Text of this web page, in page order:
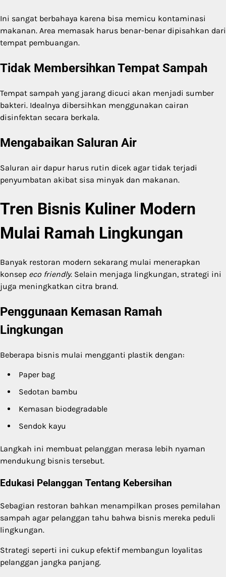
Ini sangat berbahaya karena bisa memicu kontaminasi
makanan. Area memasak harus benar-benar dipisahkan dari
tempat pembuangan.
Tidak Membersihkan Tempat Sampah
Tempat sampah yang jarang dicuci akan menjadi sumber
bakteri. Idealnya dibersihkan menggunakan cairan
disinfektan secara berkala.
Mengabaikan Saluran Air
Saluran air dapur harus rutin dicek agar tidak terjadi
penyumbatan akibat sisa minyak dan makanan.
Tren Bisnis Kuliner Modern
Mulai Ramah Lingkungan
Banyak restoran modern sekarang mulai menerapkan
konsep eco friendly. Selain menjaga lingkungan, strategi ini
juga meningkatkan citra brand.
Penggunaan Kemasan Ramah
Lingkungan
Beberapa bisnis mulai mengganti plastik dengan:
Paper bag
Sedotan bambu
Kemasan biodegradable
Sendok kayu
Langkah ini membuat pelanggan merasa lebih nyaman
mendukung bisnis tersebut.
Edukasi Pelanggan Tentang Kebersihan
Sebagian restoran bahkan menampilkan proses pemilahan
sampah agar pelanggan tahu bahwa bisnis mereka peduli
lingkungan.
Strategi seperti ini cukup efektif membangun loyalitas
pelanggan jangka panjang.